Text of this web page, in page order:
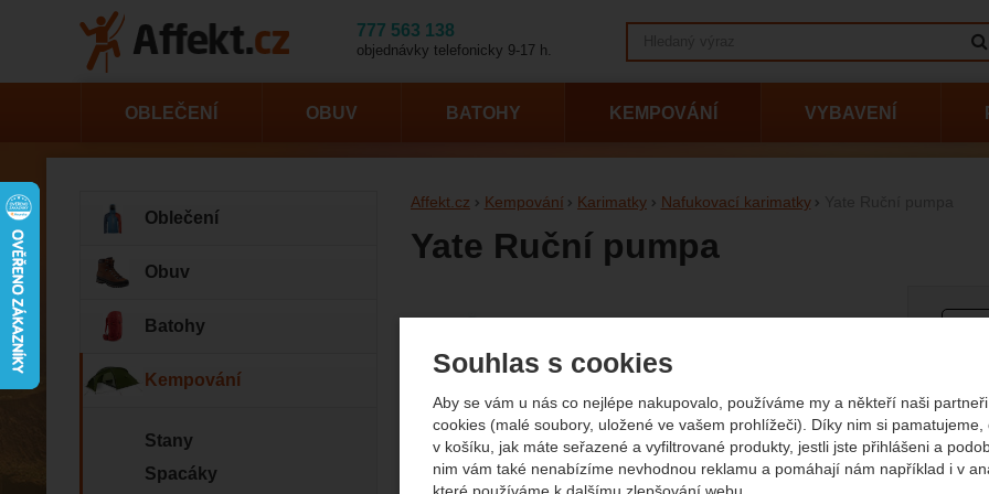
Souhlas s cookies
Aby se vám u nás co nejlépe nakupovalo, používáme my a někteří naši partneři
cookies (malé soubory, uložené ve vašem prohlížeči). Díky nim si pamatujeme,
v košíku, jak máte seřazené a vyfiltrované produkty, jestli jste přihlášeni a
nim vám také nenabízíme nevhodnou reklamu a pomáhají nám například i v
které používáme k dalšímu zlepšování webu.
Affekt.cz Kempování Karimatky Nafukovací karimatky
Yate Ruční pumpa
OBLEČENÍ OBUV BATOHY KEMPOVÁNÍ VYBAVENÍ
Oblečení
Obuv
Batohy
Kempování
Stany
Spacáky
777 563 138
objednávky telefonicky 9-17 h.